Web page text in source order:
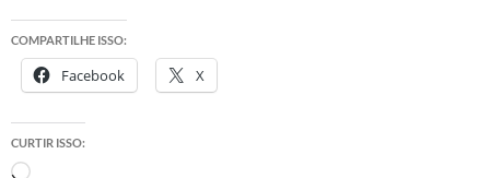
COMPARTILHE ISSO:
Facebook X
CURTIR ISSO:
Carregando...